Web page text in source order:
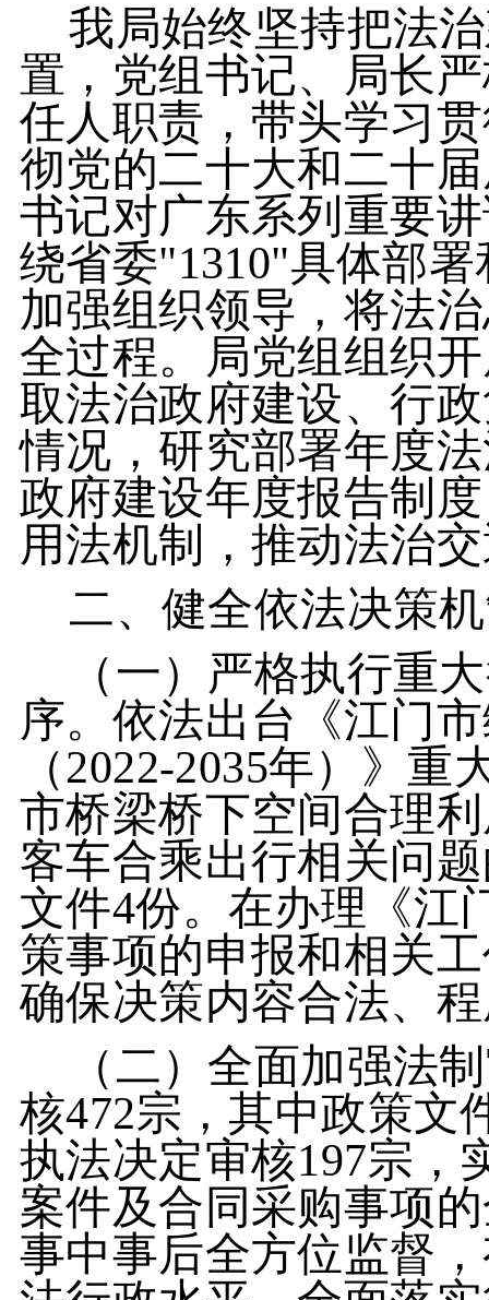
我局始终坚持把法
置，党组书记、局长
任人职责，带头学习
彻党的二十大和二十
书记对广东系列重要
绕省委"1310"具体部
加强组织领导，将法
全过程。局党组组织
取法治政府建设、行
情况，研究部署年度
政府建设年度报告制
用法机制，推动法治
二、健全依法决策
（一）严格执行重
序。依法出台《江门
（2022-2035年）》
市桥梁桥下空间合理
客车合乘出行相关问
文件4份。在办理《江
策事项的申报和相关
确保决策内容合法、
（二）全面加强法
核472宗，其中政策文
执法决定审核197宗，
案件及合同采购事项
事中事后全方位监督